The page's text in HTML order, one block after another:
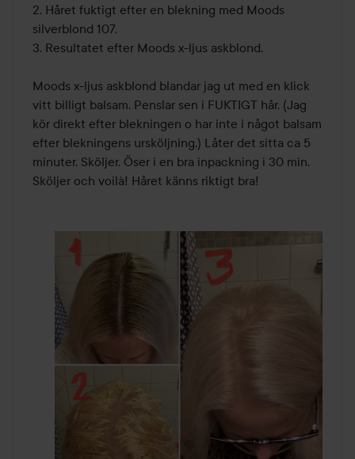
2. Håret fuktigt efter en blekning med Moods
silverblond 107.
3. Resultatet efter Moods x-ljus askblond.
Moods x-ljus askblond blandar jag ut med en klick
vitt billigt balsam. Penslar sen i FUKTIGT hår. (Jag
kör direkt efter blekningen o har inte i något balsam
efter blekningens ursköljning.) Låter det sitta ca 5
minuter. Sköljer. Öser i en bra inpackning i 30 min.
Sköljer och voilà! Håret känns riktigt bra!